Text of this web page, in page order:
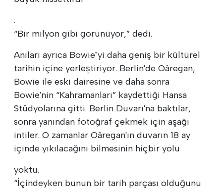
.
“Bir milyon gibi görünüyor,” dedi.
Anıları ayrıca Bowie"yi daha geniş bir kültürel
tarihin içine yerleştiriyor. Berlin'de Oâregan,
Bowie ile eski dairesine ve daha sonra
Bowie'nin “Kahramanları” kaydettiği Hansa
Stüdyolarına gitti. Berlin Duvarı'na baktılar,
sonra yanından fotoğraf çekmek için aşağı
intiler. O zamanlar Oâregan'ın duvarın 18 ay
içinde yıkılacağını bilmesinin hiçbir yolu
yoktu.
“İçindeyken bunun bir tarih parçası olduğunu